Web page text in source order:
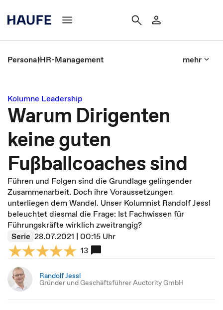
PersonalHR-Management mehr
Kolumne Leadership
Warum Dirigenten
keine guten
Fußballcoaches sind
Führen und Folgen sind die Grundlage gelingender
Zusammenarbeit. Doch ihre Voraussetzungen
unterliegen dem Wandel. Unser Kolumnist Randolf Jessl
beleuchtet diesmal die Frage: Ist Fachwissen für
Führungskräfte wirklich zweitrangig?
Serie 28.07.2021 | 00:15 Uhr
13
Randolf Jessl
Gründer und Geschäftsführer Auctority GmbH